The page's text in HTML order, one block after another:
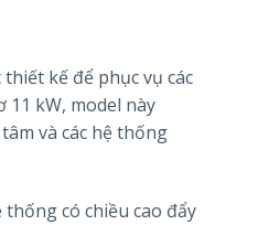
kế để phục vụ các
kW, model này
và các hệ thống
có chiều cao đẩy